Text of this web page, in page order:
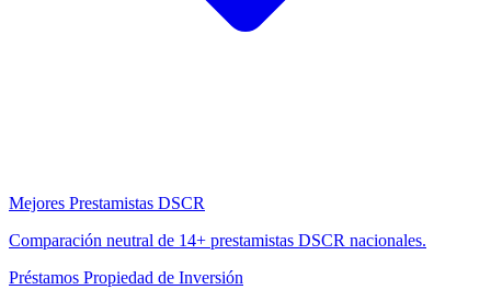
Mejores Prestamistas DSCR
Comparación neutral de 14+ prestamistas DSCR nacionales.
Préstamos Propiedad de Inversión